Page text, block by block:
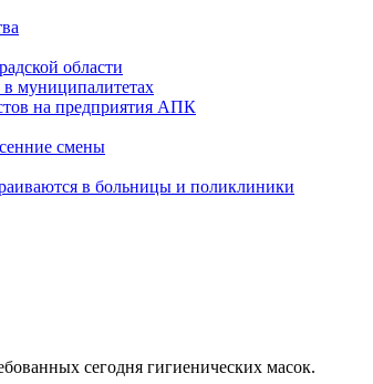
области
муниципалитетах
на предприятия АПК
смены
в больницы и поликлиники
сегодня гигиенических масок.